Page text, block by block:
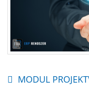
MODUL